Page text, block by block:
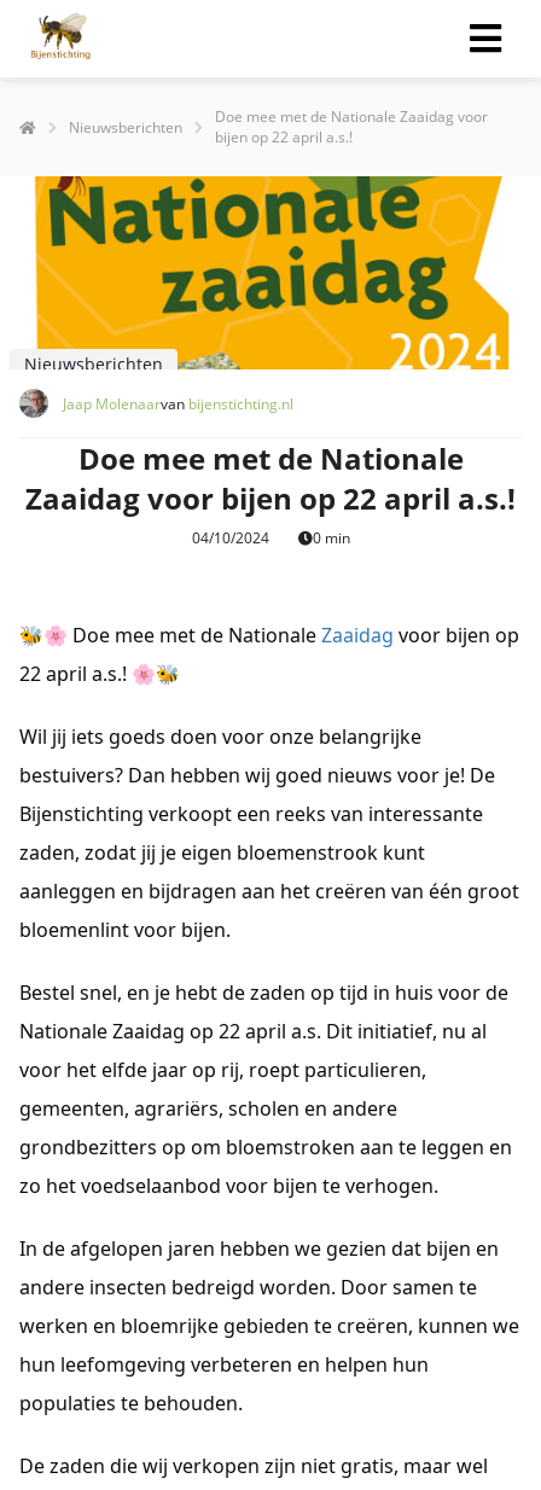
Nieuwsberichten
Doe mee met de Nationale Zaaidag voor
bijen op 22 april a.s.!
Nieuwsberichten
Jaap Molenaarvan bijenstichting.nl
Doe mee met de Nationale
Zaaidag voor bijen op 22 april a.s.!
04/10/2024 0 min
🐝🌸 Doe mee met de Nationale Zaaidag voor bijen op
22 april a.s.! 🌸🐝
Wil jij iets goeds doen voor onze belangrijke
bestuivers? Dan hebben wij goed nieuws voor je! De
Bijenstichting verkoopt een reeks van interessante
zaden, zodat jij je eigen bloemenstrook kunt
aanleggen en bijdragen aan het creëren van één groot
bloemenlint voor bijen.
Bestel snel, en je hebt de zaden op tijd in huis voor de
Nationale Zaaidag op 22 april a.s. Dit initiatief, nu al
voor het elfde jaar op rij, roept particulieren,
gemeenten, agrariërs, scholen en andere
grondbezitters op om bloemstroken aan te leggen en
zo het voedselaanbod voor bijen te verhogen.
In de afgelopen jaren hebben we gezien dat bijen en
andere insecten bedreigd worden. Door samen te
werken en bloemrijke gebieden te creëren, kunnen we
hun leefomgeving verbeteren en helpen hun
populaties te behouden.
De zaden die wij verkopen zijn niet gratis, maar wel